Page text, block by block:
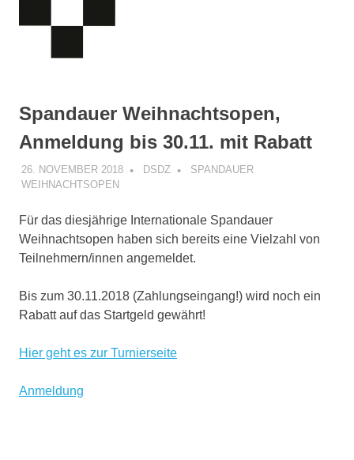
Spandauer Weihnachtsopen,
Anmeldung bis 30.11. mit Rabatt
26. NOVEMBER 2018 DSDZ
SPANDAUER
WEIHNACHTSOPEN
Für das diesjährige Internationale Spandauer
Weihnachtsopen haben sich bereits eine Vielzahl von
Teilnehmern/innen angemeldet.
Bis zum 30.11.2018 (Zahlungseingang!) wird noch ein
Rabatt auf das Startgeld gewährt!
Hier geht es zur Turnierseite
Anmeldung